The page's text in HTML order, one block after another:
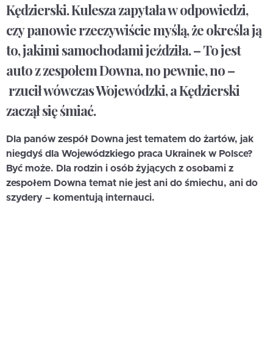
Kędzierski. Kulesza zapytała w odpowiedzi,
czy panowie rzeczywiście myślą, że określa ją
to, jakimi samochodami jeździła. – To jest
auto z zespołem Downa, no pewnie, no –
rzucił wówczas Wojewódzki, a Kędzierski
zaczął się śmiać.
Dla panów zespół Downa jest tematem do żartów, jak
niegdyś dla Wojewódzkiego praca Ukrainek w Polsce?
Być może. Dla rodzin i osób żyjących z osobami z
zespołem Downa temat nie jest ani do śmiechu, ani do
szydery – komentują internauci.